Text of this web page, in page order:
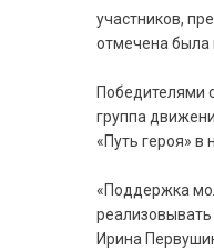
участников,
отмечена была
Победителями
группа
«Путь героя» в
«Поддержка
Ирина